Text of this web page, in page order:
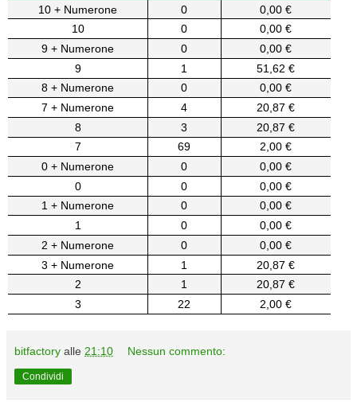
10 + Numerone
0
0,00 €
10
0
0,00 €
9 + Numerone
0
0,00 €
9
1
51,62 €
8 + Numerone
0
0,00 €
7 + Numerone
4
20,87 €
8
3
20,87 €
7
69
2,00 €
0 + Numerone
0
0,00 €
0
0
0,00 €
1 + Numerone
0
0,00 €
1
0
0,00 €
2 + Numerone
0
0,00 €
3 + Numerone
1
20,87 €
2
1
20,87 €
3
22 2,00 €
bitfactory alle 21:10 Nessun commento:
Condividi